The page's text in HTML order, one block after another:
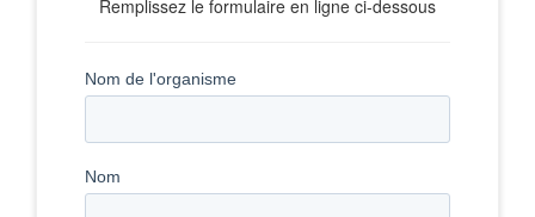
Remplissez le formulaire en ligne ci-dessous